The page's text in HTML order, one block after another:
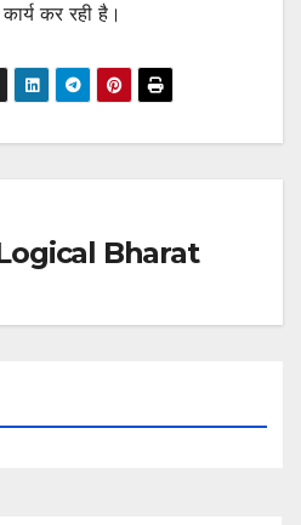
कर रही है।
Bharat